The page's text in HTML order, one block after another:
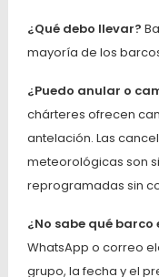
¿Qué debo llevar?
mayoría de los
¿Puedo anular o
chárteres ofrecen
antelación. Las
meteorológicas son
reprogramadas sin
¿No sabe qué barco
WhatsApp o correo
grupo, la fecha y el